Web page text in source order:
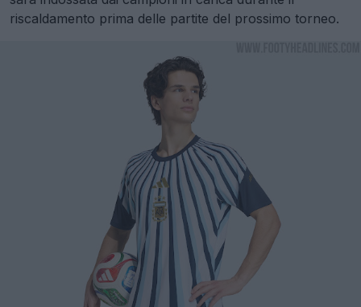
riscaldamento prima delle partite del prossimo torneo.